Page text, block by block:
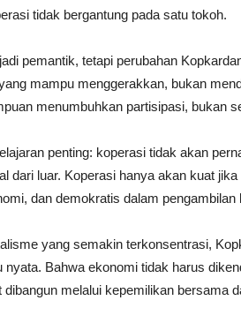
tidak bergantung pada satu tokoh.
pemantik, tetapi perubahan
mampu menggerakkan, bukan
menumbuhkan partisipasi, bukan
penting: koperasi tidak akan
dari luar. Koperasi hanya akan kuat
dan demokratis dalam pengambilan
yang semakin terkonsentrasi,
nyata. Bahwa ekonomi tidak harus
dibangun melalui kepemilikan bersama